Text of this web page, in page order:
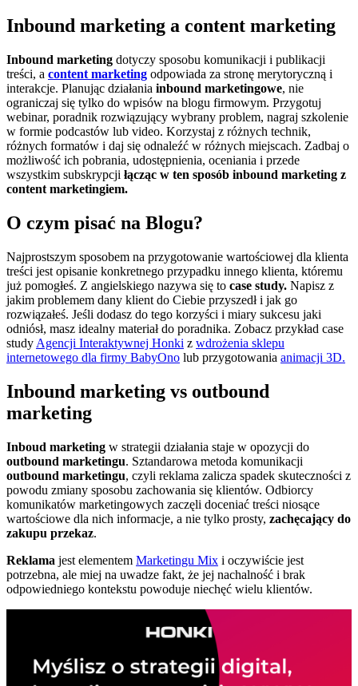
Inbound marketing a content marketing
Inbound marketing dotyczy sposobu komunikacji i publikacji
treści, a content marketing odpowiada za stronę merytoryczną i
interakcje. Planując działania inbound marketingowe, nie
ograniczaj się tylko do wpisów na blogu firmowym. Przygotuj
webinar, poradnik rozwiązujący wybrany problem, nagraj szkolenie
w formie podcastów lub video. Korzystaj z różnych technik,
różnych formatów i daj się odnaleźć w różnych miejscach. Zadbaj o
możliwość ich pobrania, udostępnienia, oceniania i przede
wszystkim subskrypcji łącząc w ten sposób inbound marketing z
content marketingiem.
O czym pisać na Blogu?
Najprostszym sposobem na przygotowanie wartościowej dla klienta
treści jest opisanie konkretnego przypadku innego klienta, któremu
już pomogłeś. Z angielskiego nazywa się to case study. Napisz z
jakim problemem dany klient do Ciebie przyszedł i jak go
rozwiązałeś. Jeśli dodasz do tego korzyści i miary sukcesu jaki
odniósł, masz idealny materiał do poradnika. Zobacz przykład case
study Agencji Interaktywnej Honki z wdrożenia sklepu
internetowego dla firmy BabyOno lub przygotowania animacji 3D.
Inbound marketing vs outbound
marketing
Inboud marketing w strategii działania staje w opozycji do
outbound marketingu. Sztandarowa metoda komunikacji
outbound marketingu, czyli reklama zalicza spadek skuteczności z
powodu zmiany sposobu zachowania się klientów. Odbiorcy
komunikatów marketingowych zaczęli doceniać treści niosące
wartościowe dla nich informacje, a nie tylko prosty, zachęcający do
zakupu przekaz.
Reklama jest elementem Marketingu Mix i oczywiście jest
potrzebna, ale miej na uwadze fakt, że jej nachalność i brak
odpowiedniego kontekstu powoduje niechęć wielu klientów.